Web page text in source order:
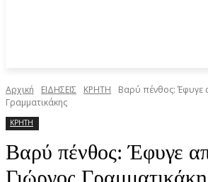
Αρχική ΕΙΔΗΣΕΙΣ ΚΡΗΤΗ
Βαρύ πένθος: Έφυγε
Γραμματικάκης
ΚΡΗΤΗ
Βαρύ πένθος: Έφυγε